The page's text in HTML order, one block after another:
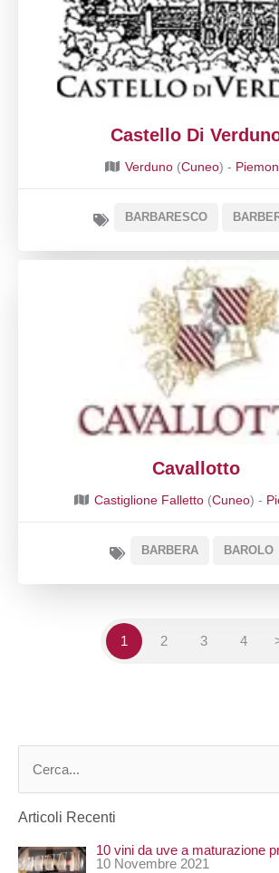
Castello Di
Verduno(Cuneo) -
BARBARESCO
Cavallotto
Castiglione Falletto(Cuneo) -
BARBERA BAROLO
1 2 3 4
c
Articoli Recenti
10 vini da uve a maturazione
10 Novembre 2021